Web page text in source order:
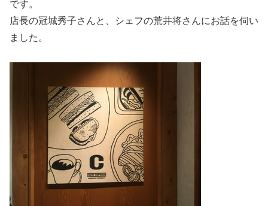
です。
店長の冠城秀子さんと、シェフの荒井将さんにお話を伺い
ました。